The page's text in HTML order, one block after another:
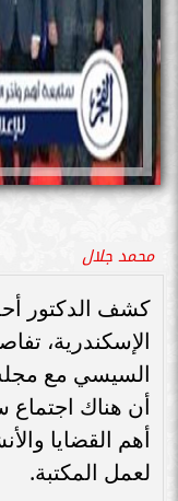
محمد جلال
كشف الدكتور
الإسكندرية،
السيسي مع
أن هناك
أهم القضايا
لعمل المكتبة.